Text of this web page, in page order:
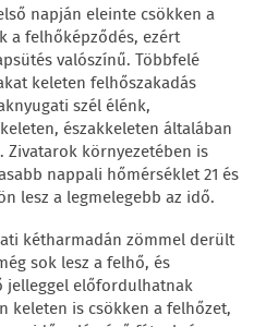
napján eleinte csökken a
a felhőképződés, ezért
valószínű. Többfelé
keleten felhőszakadás
szél élénk,
északkeleten általában
Zivatarok környezetében is
nappali hőmérséklet 21 és
lesz a legmelegebb az idő.
kétharmadán zömmel derült
sok lesz a felhő, és
jelleggel előfordulhatnak
keleten is csökken a felhőzet,